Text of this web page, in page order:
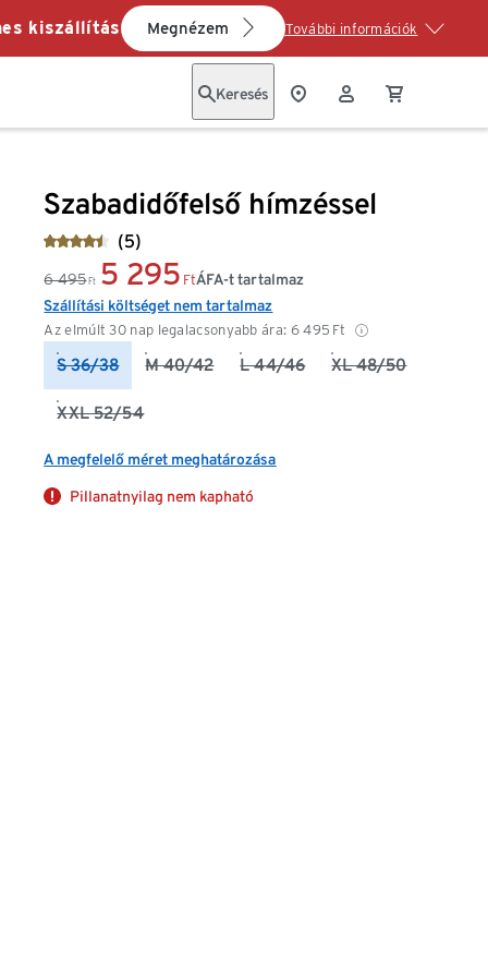
kiszállítás Megnézem További információk
Keresés
Szabadidőfelső hímzéssel
(5)
6 495 Ft 5 295 Ft
Az elmúlt 30 nap legalacsonyabb ára: 6 495 Ft
ÁFA-t tartalmaz
Szállítási költséget nem tartalmaz
S 36/38 M 40/42 L 44/46 XL 48/50
XXL 52/54
A megfelelő méret meghatározása
Pillanatnyilag nem kapható